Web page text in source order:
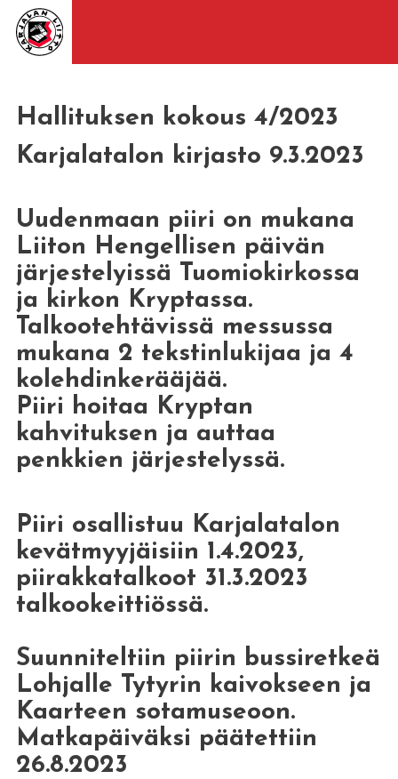
Hallituksen kokous 4/2023
Karjalatalon kirjasto 9.3.2023
Uudenmaan piiri on mukana
Liiton Hengellisen päivän
järjestelyissä Tuomiokirkossa
ja kirkon Kryptassa.
Talkootehtävissä messussa
mukana 2 tekstinlukijaa ja 4
kolehdinkerääjää.
Piiri hoitaa Kryptan
kahvituksen ja auttaa
penkkien järjestelyssä.
Piiri osallistuu Karjalatalon
kevätmyyjäisiin 1.4.2023,
piirakkatalkoot 31.3.2023
talkookeittiössä.
Suunniteltiin piirin bussiretkeä
Lohjalle Tytyrin kaivokseen ja
Kaarteen sotamuseoon.
Matkapäiväksi päätettiin
26.8.2023